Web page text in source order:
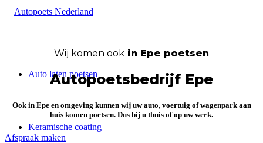
Auto laten poetsen
Keramische coating
Wij komen ook in Epe poetsen
Autopoetsbedrijf Epe
Ook in Epe en omgeving kunnen wij uw auto, voertuig of wagenpark aan
huis komen poetsen. Dus bij u thuis of op uw werk.
Afspraak maken